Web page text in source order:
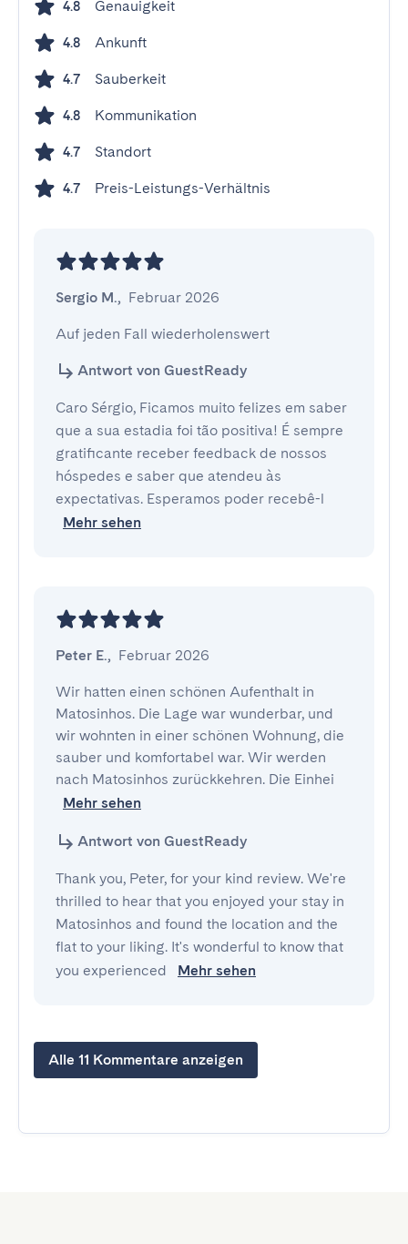
4.8 Genauigkeit
4.8 Ankunft
4.7 Sauberkeit
4.8 Kommunikation
4.7 Standort
4.7 Preis-Leistungs-Verhältnis
Sergio M., Februar 2026
Auf jeden Fall wiederholenswert
Antwort von GuestReady
Caro Sérgio, Ficamos muito felizes em saber
que a sua estadia foi tão positiva! É sempre
gratificante receber feedback de nossos
hóspedes e saber que atendeu às
expectativas. Esperamos poder recebê-l
Mehr sehen
Peter E., Februar 2026
Wir hatten einen schönen Aufenthalt in
Matosinhos. Die Lage war wunderbar, und
wir wohnten in einer schönen Wohnung, die
sauber und komfortabel war. Wir werden
nach Matosinhos zurückkehren. Die Einhei
Mehr sehen
Antwort von GuestReady
Thank you, Peter, for your kind review. We're
thrilled to hear that you enjoyed your stay in
Matosinhos and found the location and the
flat to your liking. It's wonderful to know that
you experienced
Mehr sehen
Alle 11 Kommentare anzeigen